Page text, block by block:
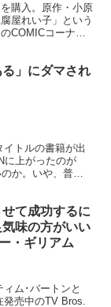
購入。原作・小原
屋れい子」という
COMICコーナー
る」にダマされ
トルの書籍が出
上がったのが
か。いや、普通
せて成功するに
味の方がいい
・ギリアム
ム･バートンと
売中のTV Bros.